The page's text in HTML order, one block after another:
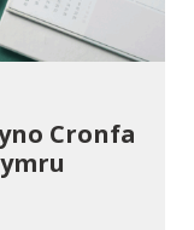
Cronfa